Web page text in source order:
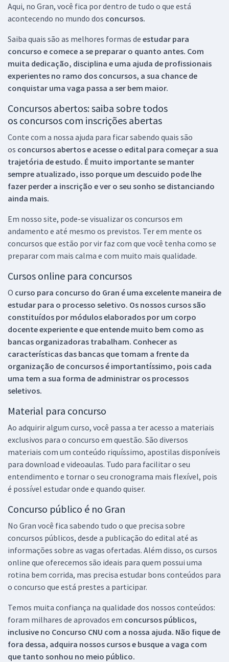
Aqui, no Gran, você fica por dentro de tudo o que está
acontecendo no mundo dos concursos.
Saiba quais são as melhores formas de estudar para
concurso e comece a se preparar o quanto antes. Com
muita dedicação, disciplina e uma ajuda de profissionais
experientes no ramo dos concursos, a sua chance de
conquistar uma vaga passa a ser bem maior.
Concursos abertos: saiba sobre todos
os concursos com inscrições abertas
Conte com a nossa ajuda para ficar sabendo quais são
os concursos abertos e acesse o edital para começar a sua
trajetória de estudo. É muito importante se manter
sempre atualizado, isso porque um descuido pode lhe
fazer perder a inscrição e ver o seu sonho se distanciando
ainda mais.
Em nosso site, pode-se visualizar os concursos em
andamento e até mesmo os previstos. Ter em mente os
concursos que estão por vir faz com que você tenha como se
preparar com mais calma e com muito mais qualidade.
Cursos online para concursos
O curso para concurso do Gran é uma excelente maneira de
estudar para o processo seletivo. Os nossos cursos são
constituídos por módulos elaborados por um corpo
docente experiente e que entende muito bem como as
bancas organizadoras trabalham. Conhecer as
características das bancas que tomam a frente da
organização de concursos é importantíssimo, pois cada
uma tem a sua forma de administrar os processos
seletivos.
Material para concurso
Ao adquirir algum curso, você passa a ter acesso a materiais
exclusivos para o concurso em questão. São diversos
materiais com um conteúdo riquíssimo, apostilas disponíveis
para download e videoaulas. Tudo para facilitar o seu
entendimento e tornar o seu cronograma mais flexível, pois
é possível estudar onde e quando quiser.
Concurso público é no Gran
No Gran você fica sabendo tudo o que precisa sobre
concursos públicos, desde a publicação do edital até as
informações sobre as vagas ofertadas. Além disso, os cursos
online que oferecemos são ideais para quem possui uma
rotina bem corrida, mas precisa estudar bons conteúdos para
o concurso que está prestes a participar.
Temos muita confiança na qualidade dos nossos conteúdos:
foram milhares de aprovados em concursos públicos,
inclusive no Concurso CNU com a nossa ajuda. Não fique de
fora dessa, adquira nossos cursos e busque a vaga com
que tanto sonhou no meio público.